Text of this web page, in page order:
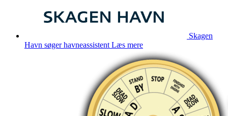
Skagen
Havn søger havneassistent Læs mere